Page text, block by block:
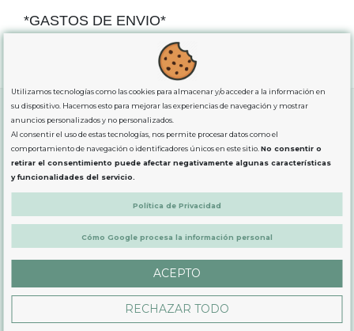
*GASTOS DE ENVIO*
para compras superiores a 80€
SOBRE NOSOTROS
PRODUCTOS
Utilizamos tecnologías como las cookies para almacenar y/o acceder a la información en
su dispositivo. Hacemos esto para mejorar las experiencias de navegación y mostrar
anuncios personalizados y no personalizados.
Al consentir el uso de estas tecnologías, nos permite procesar datos como el
comportamiento de navegación o identificadores únicos en este sitio.No consentir o
retirar el consentimiento puede afectar negativamente algunas características
y funcionalidades del servicio.
Política de Privacidad
Cómo Google procesa la información personal
ACEPTO
RECHAZAR TODO